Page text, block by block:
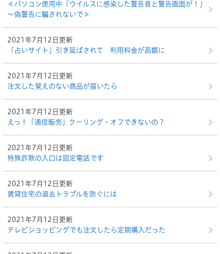
≪パソコン使用中「ウイルスに感染した警告音と警告画面が！」
～偽警告に騙されないで≫
2021年7月12日更新
「占いサイト」引き延ばされて 利用料金が高額に
2021年7月12日更新
注文した覚えのない商品が届いたら
2021年7月12日更新
えっ！「通信販売」クーリング・オフできないの？
2021年7月12日更新
特殊詐欺の入口は固定電話です
2021年7月12日更新
賃貸住宅の退去トラブルを防ぐには
2021年7月12日更新
テレビショッピングでも注文したら定期購入だった